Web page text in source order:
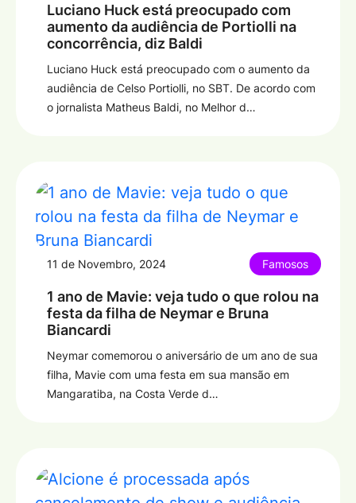
Luciano Huck está preocupado com
aumento da audiência de Portiolli na
concorrência, diz Baldi
Luciano Huck está preocupado com o aumento da
audiência de Celso Portiolli, no SBT. De acordo com
o jornalista Matheus Baldi, no Melhor d…
11 de Novembro, 2024 Famosos
1 ano de Mavie: veja tudo o que rolou na
festa da filha de Neymar e Bruna
Biancardi
Neymar comemorou o aniversário de um ano de sua
filha, Mavie com uma festa em sua mansão em
Mangaratiba, na Costa Verde d…